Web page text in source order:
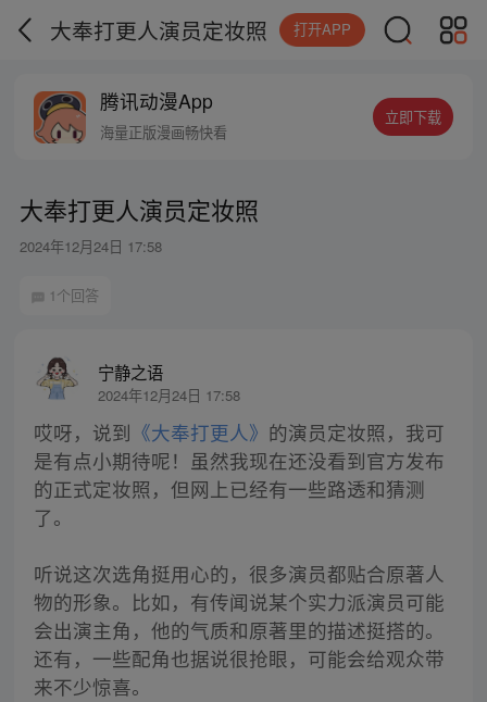
大奉打更人演员定妆照 打开APP
腾讯动漫App
海量正版漫画畅快看
立即下载
大奉打更人演员定妆照
2024年12月24日 17:58
1个回答
宁静之语
2024年12月24日 17:58
哎呀，说到 《大奉打更人》 的演员定妆照，我可
是有点小期待呢！虽然我现在还没看到官方发布
的正式定妆照，但网上已经有一些路透和猜测
了。
听说这次选角挺用心的，很多演员都贴合原著人
物的形象。比如，有传闻说某个实力派演员可能
会出演主角，他的气质和原著里的描述挺搭的。
还有，一些配角也据说很抢眼，可能会给观众带
来不少惊喜。